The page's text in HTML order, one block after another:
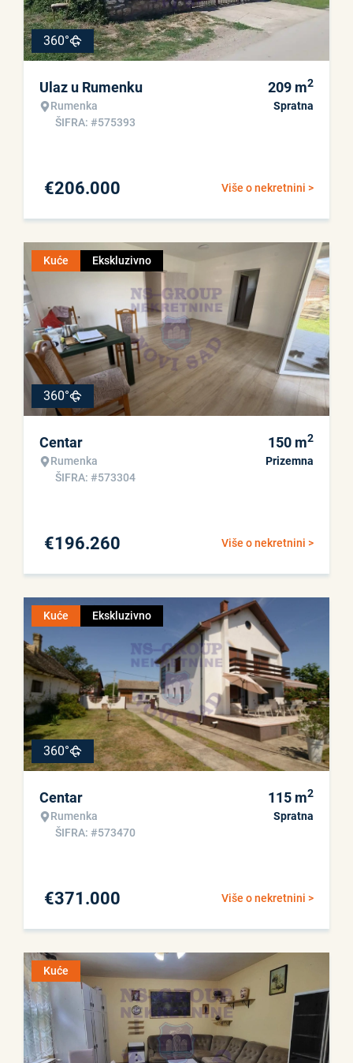
360°
Ulaz u Rumenku
Rumenka
ŠIFRA: #575393
209 m2
Spratna
Više o nekretnini >
€206.000
Kuće Ekskluzivno
360°
Centar
Rumenka
ŠIFRA: #573304
150 m2
Prizemna
Više o nekretnini >
€196.260
Kuće Ekskluzivno
360°
Centar
Rumenka
ŠIFRA: #573470
115 m2
Spratna
Više o nekretnini >
€371.000
Kuće